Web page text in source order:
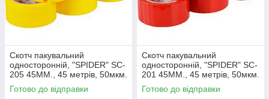
Скотч пакувальний
односторонній, "SPIDER" SC-
205 45ММ., 45 метрів, 50мкм.
жовтий
Готово до відправки
Скотч пакувальний
односторонній, "SPIDER" SC-
201 45ММ., 45 метрів, 50мкм.
червоний
Готово до відправки